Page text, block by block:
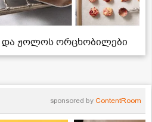
ჟოლოს ორცხობილები
sponsored by ContentRoom